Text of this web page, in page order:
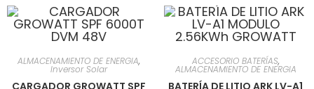
ALMACENAMIENTO DE ENERGIA,
Inversor Solar
CARGADOR GROWATT SPF
ACCESORIO BATERÍAS,
ALMACENAMIENTO DE ENERGIA
BATERÍA DE LITIO ARK LV-A1